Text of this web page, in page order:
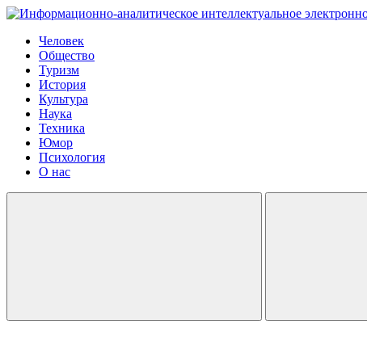
Человек
Общество
Туризм
История
Культура
Наука
Техника
Юмор
Психология
О нас